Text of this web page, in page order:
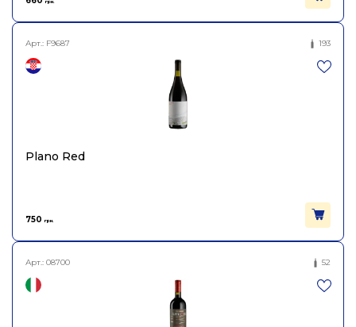
грн.
Арт.: F9687 193
Plano Red
750 грн.
Арт.: 08700 52